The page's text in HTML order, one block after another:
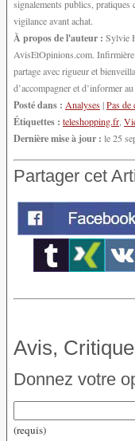
signalements publics, pratiques
vigilance avant achat.
À propos de l'auteur : Sylvie
AvisEtOpinions.com. Infirmière
partage avec rigueur et
d’accompagner et d’informer
Posté dans : Analyses|Pas de
Étiquettes : teleshopping.fr
Dernière mise à jour : le 25
Partager cet
Avis,
Donnez votre
(requis)